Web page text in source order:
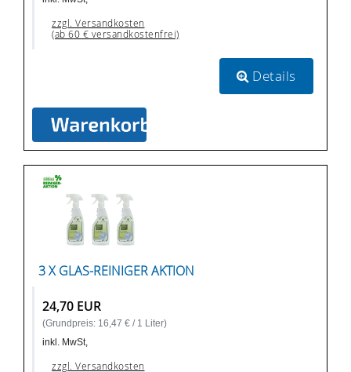
zzgl. Versandkosten
(ab 60 € versandkostenfrei)
Details
3 X GLAS-REINIGER AKTION
24,70 EUR
(Grundpreis: 16,47 € / 1 Liter)
inkl. MwSt,
zzgl. Versandkosten